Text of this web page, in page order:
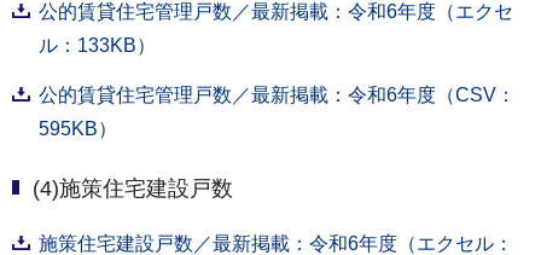
公的賃貸住宅管理戸数／最新掲載：令和6年度（エクセ
ル：133KB）
公的賃貸住宅管理戸数／最新掲載：令和6年度（CSV：
595KB）
(4)施策住宅建設戸数
施策住宅建設戸数／最新掲載：令和6年度（エクセル：